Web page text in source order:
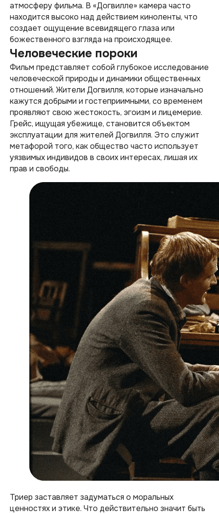
атмосферу фильма. В «Догвилле» камера часто
находится высоко над действием киноленты, что
создает ощущение всевидящего глаза или
божественного взгляда на происходящее.
Человеческие пороки
Фильм представляет собой глубокое исследование
человеческой природы и динамики общественных
отношений. Жители Догвилля, которые изначально
кажутся добрыми и гостеприимными, со временем
проявляют свою жестокость, эгоизм и лицемерие.
Грейс, ищущая убежище, становится объектом
эксплуатации для жителей Догвилля. Это служит
метафорой того, как общество часто использует
уязвимых индивидов в своих интересах, лишая их
прав и свободы.
Триер заставляет задуматься о моральных
ценностях и этике. Что действительно значит быть